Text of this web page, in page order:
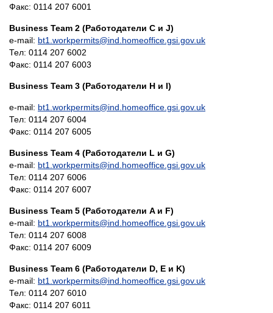
Факс: 0114 207 6001
Business Team 2 (Работодатели С и J)
e-mail: bt1.workpermits@ind.homeoffice.gsi.gov.uk
Тел: 0114 207 6002
Факс: 0114 207 6003
Business Team 3 (Работодатели H и I)
e-mail: bt1.workpermits@ind.homeoffice.gsi.gov.uk
Тел: 0114 207 6004
Факс: 0114 207 6005
Business Team 4 (Работодатели L и G)
e-mail: bt1.workpermits@ind.homeoffice.gsi.gov.uk
Тел: 0114 207 6006
Факс: 0114 207 6007
Business Team 5 (Работодатели A и F)
e-mail: bt1.workpermits@ind.homeoffice.gsi.gov.uk
Тел: 0114 207 6008
Факс: 0114 207 6009
Business Team 6 (Работодатели D, E и K)
e-mail: bt1.workpermits@ind.homeoffice.gsi.gov.uk
Тел: 0114 207 6010
Факс: 0114 207 6011